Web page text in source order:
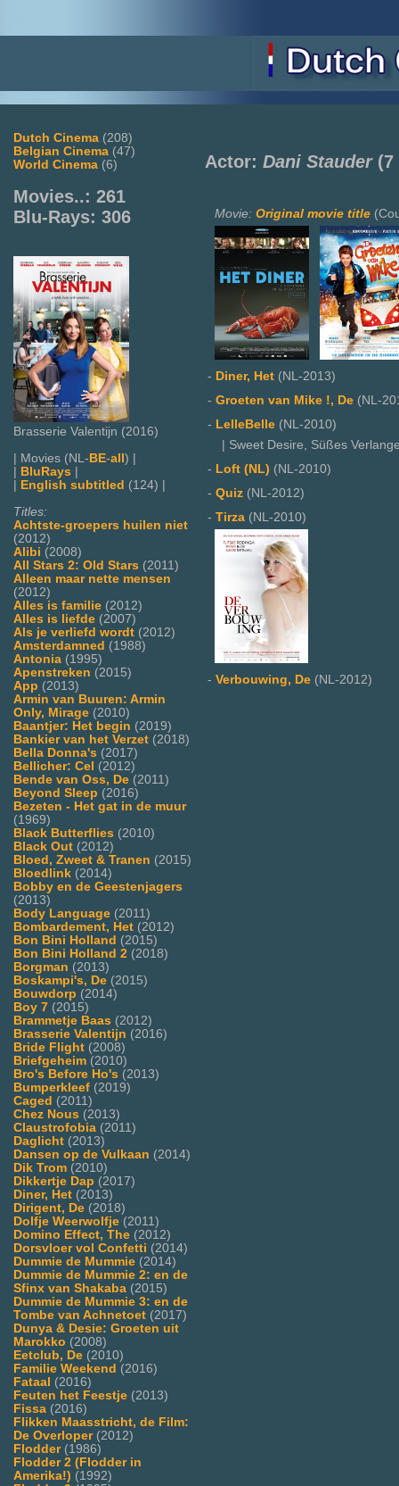
Dutch Cinema (208)
Belgian Cinema (47)
World Cinema (6)
Movies..: 261
Blu-Rays: 306
Brasserie Valentijn (2016)
| Movies (NL-BE-all) |
| BluRays |
| English subtitled (124) |
Titles:
Achtste-groepers huilen niet
(2012)
Alibi (2008)
All Stars 2: Old Stars (2011)
Alleen maar nette mensen
(2012)
Alles is familie (2012)
Alles is liefde (2007)
Als je verliefd wordt (2012)
Amsterdamned (1988)
Antonia (1995)
Apenstreken (2015)
App (2013)
Armin van Buuren: Armin
Only, Mirage (2010)
Baantjer: Het begin (2019)
Bankier van het Verzet (2018)
Bella Donna's (2017)
Bellicher: Cel (2012)
Bende van Oss, De (2011)
Beyond Sleep (2016)
Bezeten - Het gat in de muur
(1969)
Black Butterflies (2010)
Black Out (2012)
Bloed, Zweet & Tranen (2015)
Bloedlink (2014)
Bobby en de Geestenjagers
(2013)
Body Language (2011)
Bombardement, Het (2012)
Bon Bini Holland (2015)
Bon Bini Holland 2 (2018)
Borgman (2013)
Boskampi's, De (2015)
Bouwdorp (2014)
Boy 7 (2015)
Brammetje Baas (2012)
Brasserie Valentijn (2016)
Bride Flight (2008)
Briefgeheim (2010)
Bro's Before Ho's (2013)
Bumperkleef (2019)
Caged (2011)
Chez Nous (2013)
Claustrofobia (2011)
Daglicht (2013)
Dansen op de Vulkaan (2014)
Dik Trom (2010)
Dikkertje Dap (2017)
Diner, Het (2013)
Dirigent, De (2018)
Dolfje Weerwolfje (2011)
Domino Effect, The (2012)
Dorsvloer vol Confetti (2014)
Dummie de Mummie (2014)
Dummie de Mummie 2: en de
Sfinx van Shakaba (2015)
Dummie de Mummie 3: en de
Tombe van Achnetoet (2017)
Dunya & Desie: Groeten uit
Marokko (2008)
Eetclub, De (2010)
Familie Weekend (2016)
Fataal (2016)
Feuten het Feestje (2013)
Fissa (2016)
Flikken Maasstricht, de Film:
De Overloper(2012)
Flodder(1986)
Flodder 2 (Flodder in
Amerika!) (1992)
Actor: Dani Stauder(7
Movie: Original movie title
- Diner, Het (NL-2013)
- Groeten van Mike !, De (NL-
- LelleBelle (NL-2010)
| Sweet Desire, Süßes
- Loft (NL) (NL-2010)
- Quiz (NL-2012)
- Tirza (NL-2010)
- Verbouwing, De (NL-2012)